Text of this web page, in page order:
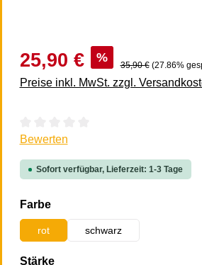
25,90 € %
35,90 € (27.86%
Preise inkl. MwSt. zzgl.
Durchschnittliche Bewertung von 0
Bewerten
Sofort verfügbar, Lieferzeit: 1-3 Tage
Farbeauswählen
rot schwarz
Stärkeauswählen